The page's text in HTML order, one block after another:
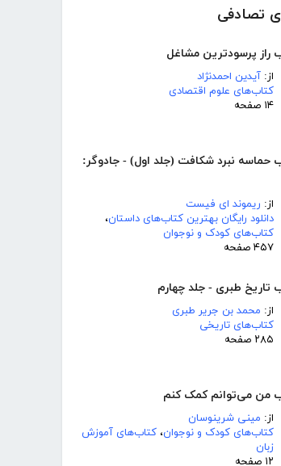
تصادفی
راز پرسودترین مشاغل
از: آیدین احمدنژاد
کتاب‌های علوم اقتصادی
۱۴ صفحه
حماسه نبرد شکافت (جلد اول) - جادوگر:
از: ریموند ای فیست
دانلود رایگان بهترین کتاب‌های داستان،
کتاب‌های کودک و نوجوان
۴۵۷ صفحه
تاریخ طبری - جلد چهارم
از: محمد بن جریر طبری
کتاب‌های تاریخی
۲۸۵ صفحه
من می‌توانم کمک کنم
از: مینی شرینوسان
کتاب‌های کودک و نوجوان، کتاب‌های آموزش
زبان
۱۲ صفحه